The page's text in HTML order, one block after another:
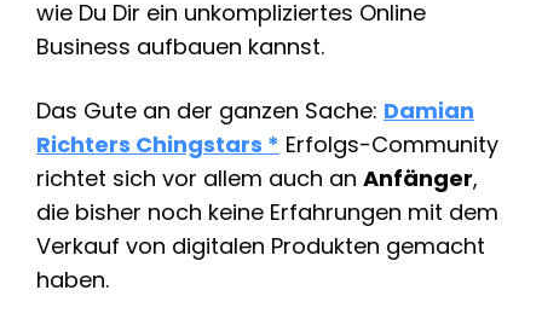
wie Du Dir ein unkompliziertes Online
Business aufbauen kannst.
Das Gute an der ganzen Sache: Damian
Richters Chingstars * Erfolgs-Community
richtet sich vor allem auch an Anfänger,
die bisher noch keine Erfahrungen mit dem
Verkauf von digitalen Produkten gemacht
haben.